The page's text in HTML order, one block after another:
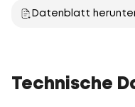
Datenblatt
Technische